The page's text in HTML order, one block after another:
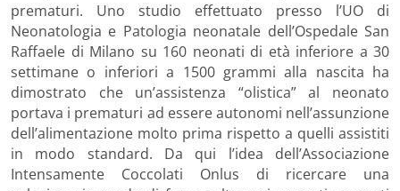
prematuri. Uno studio effettuato presso l’UO di
Neonatologia e Patologia neonatale dell’Ospedale San
Raffaele di Milano su 160 neonati di età inferiore a 30
settimane o inferiori a 1500 grammi alla nascita ha
dimostrato che un’assistenza “olistica” al neonato
portava i prematuri ad essere autonomi nell’assunzione
dell’alimentazione molto prima rispetto a quelli assistiti
in modo standard. Da qui l’idea dell’Associazione
Intensamente Coccolati Onlus di ricercare una